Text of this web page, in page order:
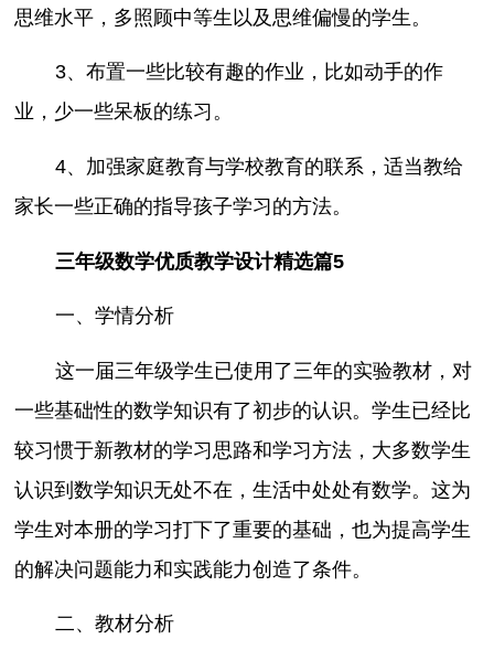
思维水平，多照顾中等生以及思维偏慢的学生。
3、布置一些比较有趣的作业，比如动手的作
业，少一些呆板的练习。
4、加强家庭教育与学校教育的联系，适当教给
家长一些正确的指导孩子学习的方法。
三年级数学优质教学设计精选篇5
一、学情分析
这一届三年级学生已使用了三年的实验教材，对
一些基础性的数学知识有了初步的认识。学生已经比
较习惯于新教材的学习思路和学习方法，大多数学生
认识到数学知识无处不在，生活中处处有数学。这为
学生对本册的学习打下了重要的基础，也为提高学生
的解决问题能力和实践能力创造了条件。
二、教材分析